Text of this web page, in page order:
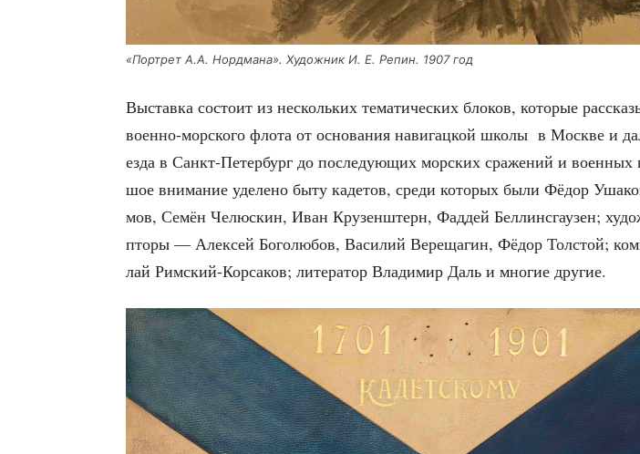
«Порт­рет А.А. Норд­ма­на». Худож­ник И. Е. Репин. 1907 год
Выстав­ка состо­ит из несколь­ких тема­ти­че­ских бло­ков, кото­рые
воен­но-мор­ско­го фло­та от осно­ва­ния нави­гац­кой шко­лы в Москве и
ез­да в Санкт-Петер­бург до после­ду­ю­щих мор­ских сра­же­ний и
шое вни­ма­ние уде­ле­но быту каде­тов, сре­ди кото­рых были Фёдор
мов, Семён Челюс­кин, Иван Кру­зен­штерн, Фад­дей Бел­линсгау­зен;
пто­ры — Алек­сей Бого­лю­бов, Васи­лий Вере­ща­гин, Фёдор Тол­стой;
лай Рим­ский-Кор­са­ков; лите­ра­тор Вла­ди­мир Даль и мно­гие другие.